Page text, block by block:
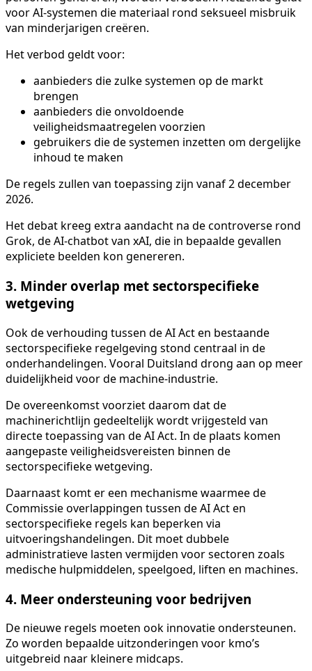
voor AI-systemen die materiaal rond seksueel misbruik
van minderjarigen creëren.
Het verbod geldt voor:
aanbieders die zulke systemen op de markt
brengen
aanbieders die onvoldoende
veiligheidsmaatregelen voorzien
gebruikers die de systemen inzetten om dergelijke
inhoud te maken
De regels zullen van toepassing zijn vanaf 2 december
2026.
Het debat kreeg extra aandacht na de controverse rond
Grok, de AI-chatbot van xAI, die in bepaalde gevallen
expliciete beelden kon genereren.
3. Minder overlap met sectorspecifieke
wetgeving
Ook de verhouding tussen de AI Act en bestaande
sectorspecifieke regelgeving stond centraal in de
onderhandelingen. Vooral Duitsland drong aan op meer
duidelijkheid voor de machine-industrie.
De overeenkomst voorziet daarom dat de
machinerichtlijn gedeeltelijk wordt vrijgesteld van
directe toepassing van de AI Act. In de plaats komen
aangepaste veiligheidsvereisten binnen de
sectorspecifieke wetgeving.
Daarnaast komt er een mechanisme waarmee de
Commissie overlappingen tussen de AI Act en
sectorspecifieke regels kan beperken via
uitvoeringshandelingen. Dit moet dubbele
administratieve lasten vermijden voor sectoren zoals
medische hulpmiddelen, speelgoed, liften en machines.
4. Meer ondersteuning voor bedrijven
De nieuwe regels moeten ook innovatie ondersteunen.
Zo worden bepaalde uitzonderingen voor kmo’s
uitgebreid naar kleinere midcaps.